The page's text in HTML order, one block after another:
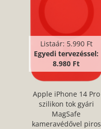
Listaár: 5.990 Ft
Egyedi tervezéssel:
8.980 Ft
Apple iPhone 14 Pro
szilikon tok gyári
MagSafe
kameravédővel piros